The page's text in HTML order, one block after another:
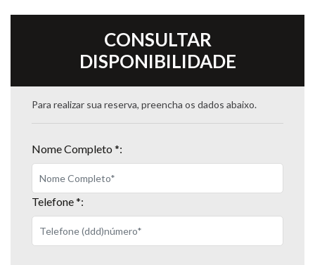
CONSULTAR
DISPONIBILIDADE
Para realizar sua reserva, preencha os dados abaixo.
Nome Completo *:
Telefone *: